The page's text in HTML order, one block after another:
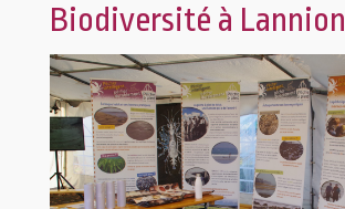
Biodiversité à Lannion